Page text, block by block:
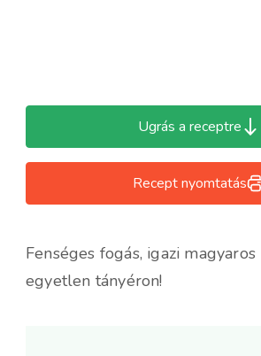
Ugrás a receptre
Recept nyomtatás
Fenséges fogás, igazi magyaros
egyetlen tányéron!